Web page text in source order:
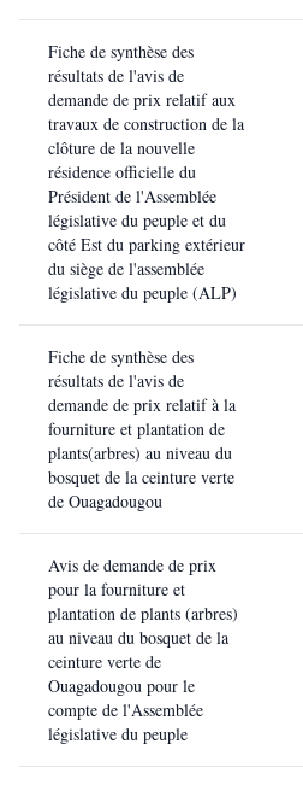
Fiche de synthèse des
résultats de l'avis de
demande de prix relatif aux
travaux de construction de la
clôture de la nouvelle
résidence officielle du
Président de l'Assemblée
législative du peuple et du
côté Est du parking extérieur
du siège de l'assemblée
législative du peuple (ALP)
Fiche de synthèse des
résultats de l'avis de
demande de prix relatif à la
fourniture et plantation de
plants(arbres) au niveau du
bosquet de la ceinture verte
de Ouagadougou
Avis de demande de prix
pour la fourniture et
plantation de plants (arbres)
au niveau du bosquet de la
ceinture verte de
Ouagadougou pour le
compte de l'Assemblée
législative du peuple